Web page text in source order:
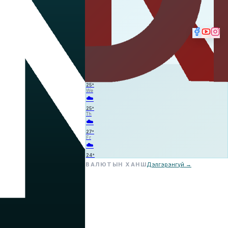
25°
We
☁️
25°
Th
☁️
27°
Fr
☁️
24°
ВАЛЮТЫН ХАНШДэлгэрэнгүй →